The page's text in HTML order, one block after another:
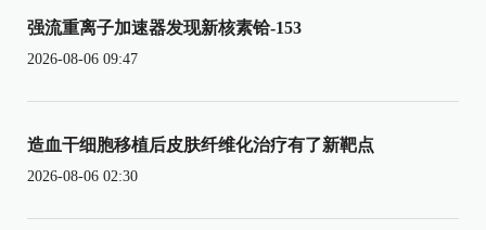
强流重离子加速器发现新核素铪-153
2026-08-06 09:47
造血干细胞移植后皮肤纤维化治疗有了新靶点
2026-08-06 02:30